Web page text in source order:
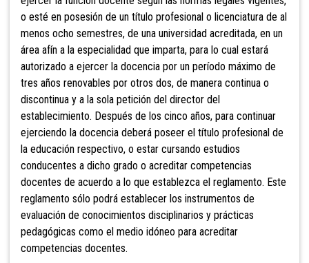
o esté en posesión de un título profesional o licenciatura de al
menos ocho semestres, de una universidad acreditada, en un
área afín a la especialidad que imparta, para lo cual estará
autorizado a ejercer la docencia por un período máximo de
tres años renovables por otros dos, de manera continua o
discontinua y a la sola petición del director del
establecimiento. Después de los cinco años, para continuar
ejerciendo la docencia deberá poseer el título profesional de
la educación respectivo, o estar cursando estudios
conducentes a dicho grado o acreditar competencias
docentes de acuerdo a lo que establezca el reglamento. Este
reglamento sólo podrá establecer los instrumentos de
evaluación de conocimientos disciplinarios y prácticas
pedagógicas como el medio idóneo para acreditar
competencias docentes.